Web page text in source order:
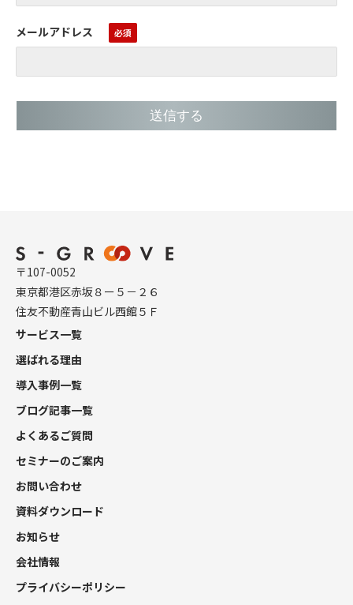
メールアドレス
〒107-0052
東京都港区赤坂８ー５－２６
住友不動産青山ビル西館５Ｆ
サービス一覧
選ばれる理由
導入事例一覧
ブログ記事一覧
よくあるご質問
セミナーのご案内
お問い合わせ
資料ダウンロード
お知らせ
会社情報
プライバシーポリシー